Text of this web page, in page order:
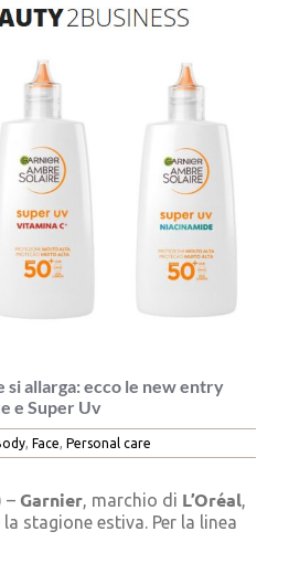
allarga: ecco le new entry
e Super Uv
, Face, Personal care
– Garnier, marchio di L’Oréal,
stagione estiva. Per la linea